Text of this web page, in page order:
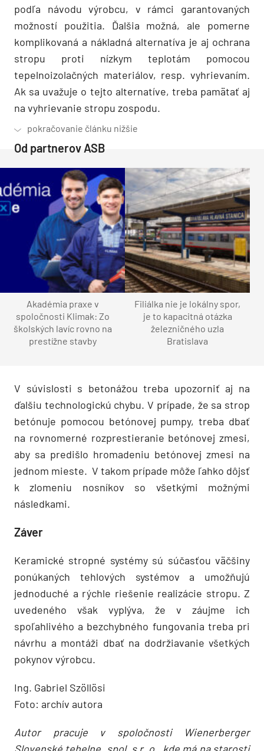
podľa návodu výrobcu, v rámci garantovaných
možností použitia. Ďalšia možná, ale pomerne
komplikovaná a nákladná alternatíva je aj ochrana
stropu proti nízkym teplotám pomocou
tepelnoizolačných materiálov, resp. vyhrievaním.
Ak sa uvažuje o tejto alternatíve, treba pamätať aj
na vyhrievanie stropu zospodu.
Od partnerov ASB
Akadémia praxe v
spoločnosti Klimak: Zo
školských lavíc rovno na
prestížne stavby
Filiálka nie je lokálny spor,
je to kapacitná otázka
železničného uzla
Bratislava
V súvislosti s betonážou treba upozorniť aj na
ďalšiu technologickú chybu. V prípade, že sa strop
betónuje pomocou betónovej pumpy, treba dbať
na rovnomerné rozprestieranie betónovej zmesi,
aby sa predišlo hromadeniu betónovej zmesi na
jednom mieste. V takom prípade môže ľahko dôjsť
k zlomeniu nosníkov so všetkými možnými
následkami.
Záver
Keramické stropné systémy sú súčasťou väčšiny
ponúkaných tehlových systémov a umožňujú
jednoduché a rýchle riešenie realizácie stropu. Z
uvedeného však vyplýva, že v záujme ich
spoľahlivého a bezchybného fungovania treba pri
návrhu a montáži dbať na dodržiavanie všetkých
pokynov výrobcu.
Ing. Gabriel Szöllösi
Foto: archív autora
Autor pracuje v spoločnosti Wienerberger